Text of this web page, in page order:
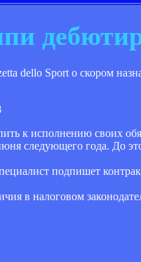
dello Sport о скором
к исполнению своих
следующего года. До
подпишет
в налоговом